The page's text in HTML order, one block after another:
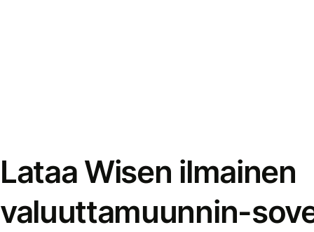
Lataa Wisen ilmainen
valuuttamuunnin-